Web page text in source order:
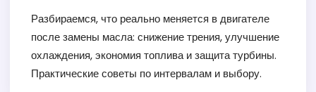
Разбираемся, что реально меняется в двигателе
после замены масла: снижение трения, улучшение
охлаждения, экономия топлива и защита турбины.
Практические советы по интервалам и выбору.